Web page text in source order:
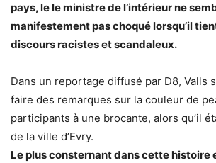
pays, le le ministre de l’intérieur ne
manifestement pas choqué lorsqu’il
discours racistes et scandaleux.
Dans un reportage diffusé par D8, Valls
faire des remarques sur la couleur de
participants à une brocante, alors qu’il
de la ville d’Evry.
Le plus consternant dans cette histoire